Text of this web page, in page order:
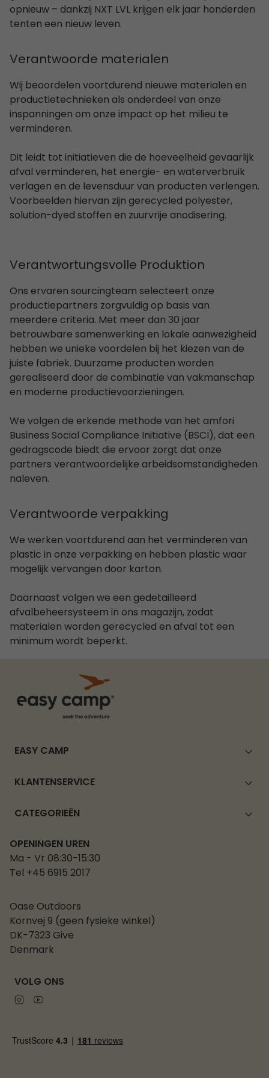
opnieuw – dankzij NXT LVL krijgen elk jaar honderden
tenten een nieuw leven.
Verantwoorde materialen
Wij beoordelen voortdurend nieuwe materialen en
productietechnieken als onderdeel van onze
inspanningen om onze impact op het milieu te
verminderen.
Dit leidt tot initiatieven die de hoeveelheid gevaarlijk
afval verminderen, het energie- en waterverbruik
verlagen en de levensduur van producten verlengen.
Voorbeelden hiervan zijn gerecycled polyester,
solution-dyed stoffen en zuurvrije anodisering.
Verantwortungsvolle Produktion
Ons ervaren sourcingteam selecteert onze
productiepartners zorgvuldig op basis van
meerdere criteria. Met meer dan 30 jaar
betrouwbare samenwerking en lokale aanwezigheid
hebben we unieke voordelen bij het kiezen van de
juiste fabriek. Duurzame producten worden
gerealiseerd door de combinatie van vakmanschap
en moderne productievoorzieningen.
We volgen de erkende methode van het amfori
Business Social Compliance Initiative (BSCI), dat een
gedragscode biedt die ervoor zorgt dat onze
partners verantwoordelijke arbeidsomstandigheden
naleven.
Verantwoorde verpakking
We werken voortdurend aan het verminderen van
plastic in onze verpakking en hebben plastic waar
mogelijk vervangen door karton.
Daarnaast volgen we een gedetailleerd
afvalbeheersysteem in ons magazijn, zodat
materialen worden gerecycled en afval tot een
minimum wordt beperkt.
EASY CAMP
KLANTENSERVICE
CATEGORIEËN
OPENINGEN UREN
Ma - Vr 08:30-15:30
Tel +45 6915 2017
Oase Outdoors
Kornvej 9 (geen fysieke winkel)
DK-7323 Give
Denmark
VOLG ONS
Instagram
Youtube